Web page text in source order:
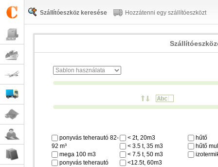
Szállítóeszköz keresése Hozzátenni egy szállítóeszközt
ponyvás teherautó 82-
92 m³
mega 100 m3
ponyvás teherautó
< 2t, 20m3
< 3.5 t, 35 m3
< 7.5 t, 50 m3
<12.5t, 60m3
hűtő
hűtő